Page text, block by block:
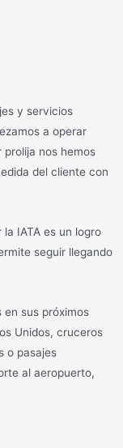
y servicios
a operar
nos hemos
del cliente con
IATA es un logro
seguir llegando
sus próximos
Unidos, cruceros
o pasajes
al aeropuerto,